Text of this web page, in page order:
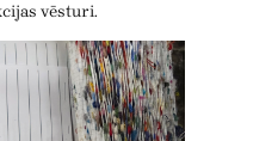
vēsturi.